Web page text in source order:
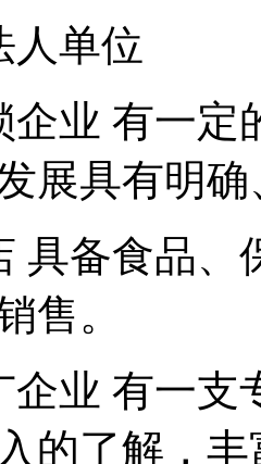
人单位
企业 有一
展具有明
具备食品
售。
企业 有一
的了解，